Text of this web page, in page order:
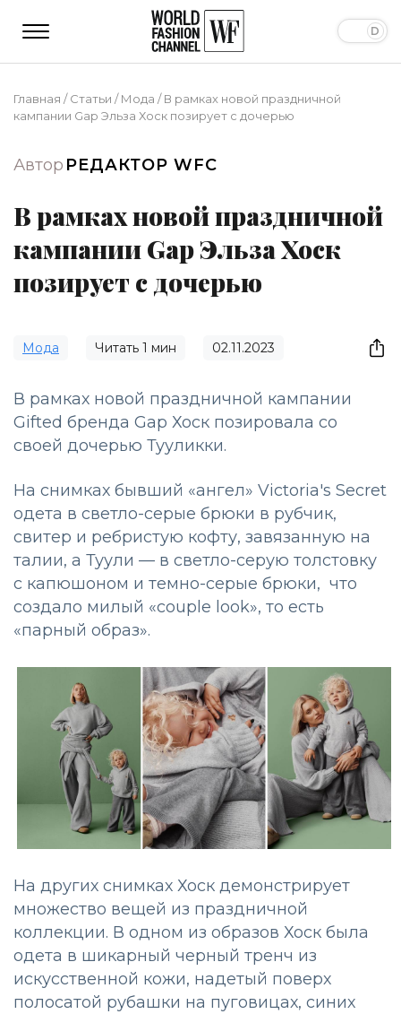
Главная /Статьи /Мода /В рамках новой праздничной
кампании Gap Эльза Хоск позирует с дочерью
Автор РЕДАКТОР WFC
В рамках новой праздничной
кампании Gap Эльза Хоск
позирует с дочерью
Мода Читать 1 мин 02.11.2023
В рамках новой праздничной кампании
Gifted бренда Gap Хоск позировала со
своей дочерью Тууликки.
На снимках бывший «ангел» Victoria's Secret
одета в светло-серые брюки в рубчик,
свитер и ребристую кофту, завязанную на
талии, а Туули — в светло-серую толстовку
с капюшоном и темно-серые брюки, что
создало милый «couple look», то есть
«парный образ».
На других снимках Хоск демонстрирует
множество вещей из праздничной
коллекции. В одном из образов Хоск была
одета в шикарный черный тренч из
искусственной кожи, надетый поверх
полосатой рубашки на пуговицах, синих